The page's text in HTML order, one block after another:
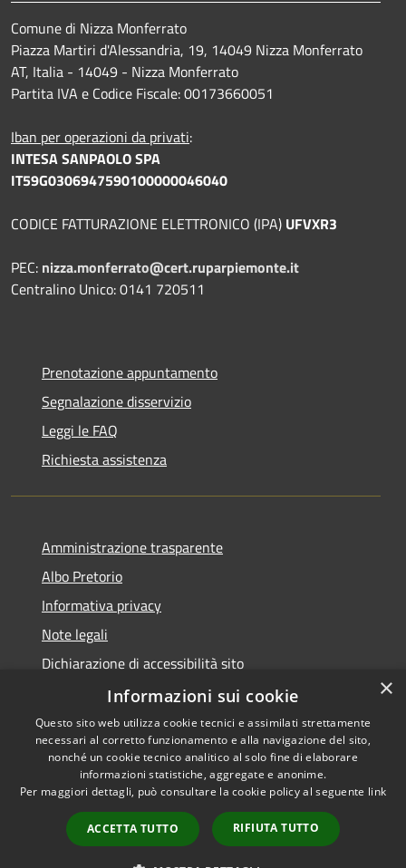
Comune di Nizza Monferrato
Piazza Martiri d'Alessandria, 19, 14049 Nizza Monferrato
AT, Italia - 14049 - Nizza Monferrato
Partita IVA e Codice Fiscale: 00173660051
Iban per operazioni da privati:
INTESA SANPAOLO SPA
IT59G0306947590100000046040
CODICE FATTURAZIONE ELETTRONICO (IPA) UFVXR3
PEC: nizza.monferrato@cert.ruparpiemonte.it
Centralino Unico: 0141 720511
Prenotazione appuntamento
Segnalazione disservizio
Leggi le FAQ
Richiesta assistenza
Amministrazione trasparente
Albo Pretorio
Informativa privacy
Note legali
Dichiarazione di accessibilità sito
Dichiarazione di accessibilità app Municipium
RSS
Accessibilità
•Accesso redazione
×
Informazioni sui cookie
Questo sito web utilizza cookie tecnici e assimilati strettamente
necessari al corretto funzionamento e alla navigazione del sito,
nonché un cookie tecnico analitico al solo fine di elaborare
informazioni statistiche, aggregate e anonime.
Per maggiori dettagli, può consultare la cookie policy al seguente link
ACCETTA TUTTO RIFIUTA TUTTO